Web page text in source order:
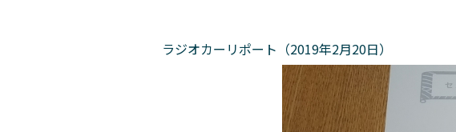
ラジオカーリポート（2019年2月20日）